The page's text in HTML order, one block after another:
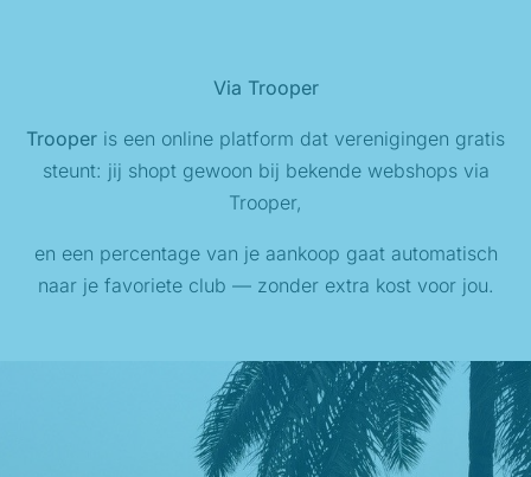
Via Trooper
Trooper is een online platform dat verenigingen gratis
steunt: jij shopt gewoon bij bekende webshops via
Trooper,
en een percentage van je aankoop gaat automatisch
naar je favoriete club — zonder extra kost voor jou.